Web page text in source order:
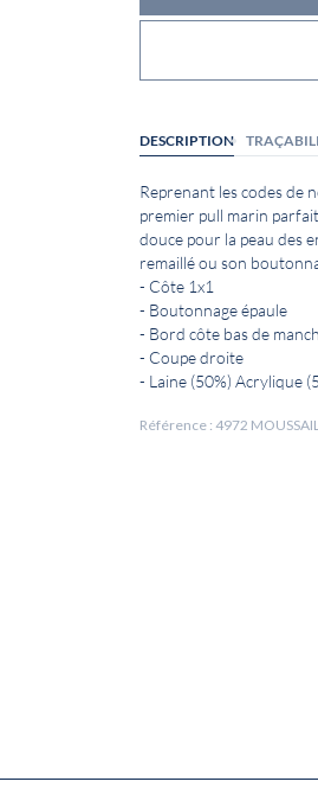
DESCRIPTION
Reprenant les codes de
premier pull marin
douce pour la peau des
remaillé ou son
- Côte 1x1
- Boutonnage épaule
- Bord côte bas de
- Coupe droite
- Laine (50%) Acrylique
Référence : 4972